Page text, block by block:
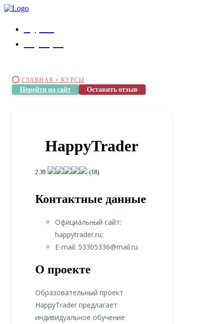
ГЛАВНАЯ » КУРСЫ
Перейти на сайт Оставить отзыв
HappyTrader
2.39 (18)
Контактные данные
Официальный сайт:
happytrader.ru;
E-mail: 53305336@mail.ru.
О проекте
Образовательный проект
HappyTrader предлагает
индивидуальное обучение